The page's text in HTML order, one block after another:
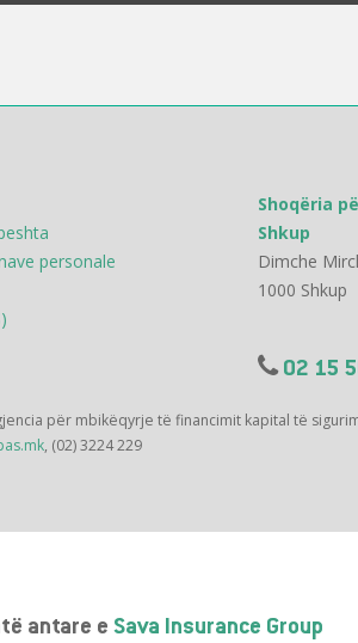
personale
Shoqëria
Shkup
Dimche
1000 Shkup
02 15
për mbikëqyrje të financimit kapital të
, (02) 3224 229
antare e Sava Insurance Group